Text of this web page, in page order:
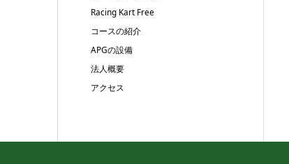
Racing Kart Free
コースの紹介
APGの設備
法人概要
アクセス